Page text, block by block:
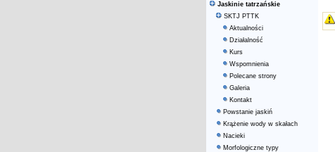
Jaskinie tatrzańskie
SKTJ PTTK
Aktualności
Działalność
Kurs
Wspomnienia
Polecane strony
Galeria
Kontakt
Powstanie jaskiń
Krążenie wody w skałach
Nacieki
Morfologiczne typy